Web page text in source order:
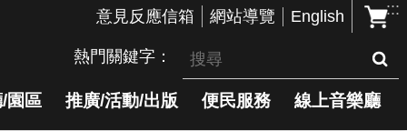
:::
意見反應信箱 網站導覽 English
熱門關鍵字
園區 推廣/活動/出版 便民服務 線上音樂廳